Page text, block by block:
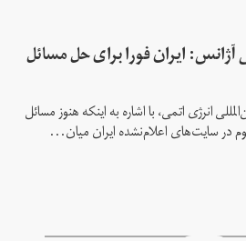
ایران فورا برای حل مسائل
انرژی اتمی، با اشاره به اینکه هنوز مسائل
در سایت‌های اعلام‌نشده ایران میان...